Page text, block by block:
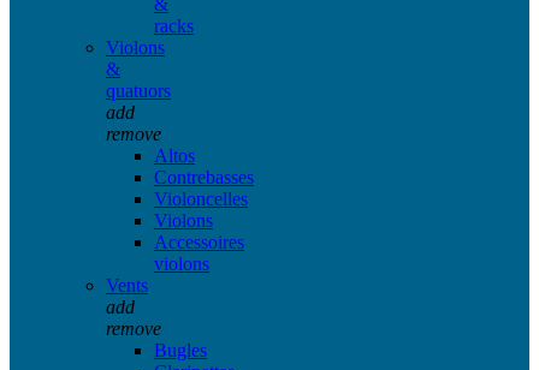
racks
Violons
&
quatuors
add
remove
Altos
Contrebasses
Violoncelles
Violons
Accessoires
violons
Vents
add
remove
Bugles